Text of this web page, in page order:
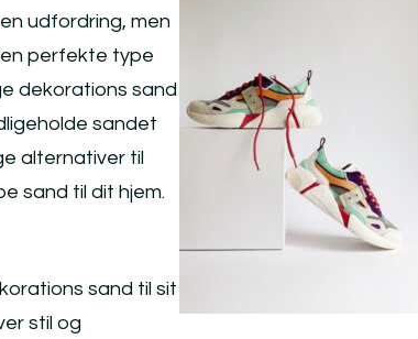
udfordring, men
perfekte type
dekorations sand
sandet
alternativer til
sand til dit hjem.
sand til sit
stil og